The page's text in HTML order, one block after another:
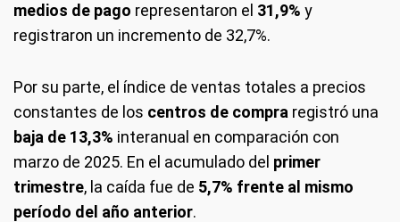
medios de pago representaron el 31,9% y
registraron un incremento de 32,7%.
Por su parte, el índice de ventas totales a precios
constantes de los centros de compra registró una
baja de 13,3% interanual en comparación con
marzo de 2025. En el acumulado del primer
trimestre, la caída fue de 5,7% frente al mismo
período del año anterior.